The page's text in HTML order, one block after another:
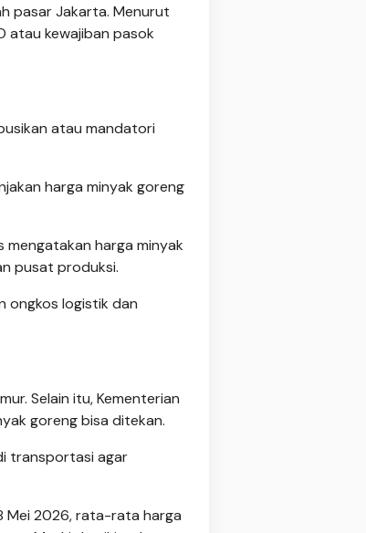
pasar Jakarta. Menurut
atau kewajiban pasok
atau mandatori
harga minyak goreng
mengatakan harga minyak
pusat produksi.
ongkos logistik dan
Selain itu, Kementerian
goreng bisa ditekan.
transportasi agar
Mei 2026, rata-rata harga